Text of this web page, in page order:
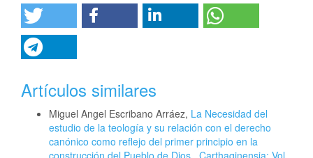
Artículos similares
Miguel Angel Escribano Arráez, La Necesidad del
estudio de la teología y su relación con el derecho
canónico como reflejo del primer principio en la
construcción del Pueblo de Dios , Carthaginensia: Vol.